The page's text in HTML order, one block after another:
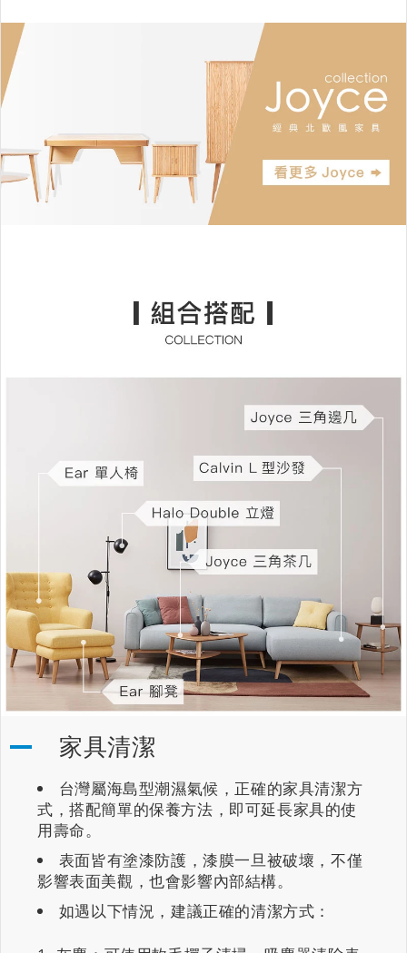
家具清潔
台灣屬海島型潮濕氣候，正確的家具清潔方
式，搭配簡單的保養方法，即可延長家具的使
用壽命。
表面皆有塗漆防護，漆膜一旦被破壞，不僅
影響表面美觀，也會影響內部結構。
如遇以下情況，建議正確的清潔方式：